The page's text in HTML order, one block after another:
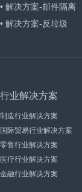
• 解决方案-邮件隔离
• 解决方案-反垃圾
行业解决方案
制造行业解决方案
国际贸易行业解决方案
零售行业解决方案
医疗行业解决方案
金融行业解决方案